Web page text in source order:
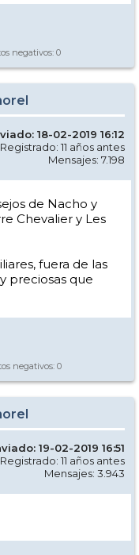
negativos: 0
18-02-2019 16:12
Registrado: 11 años antes
Mensajes: 7.198
de Nacho y
Chevalier y Les
fuera de las
preciosas que
negativos: 0
19-02-2019 16:51
Registrado: 11 años antes
Mensajes: 3.943